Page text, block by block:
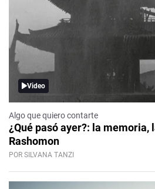
Video
Algo que quiero contarte
¿Qué pasó ayer?: la memoria,
Rashomon
POR SILVANA TANZI